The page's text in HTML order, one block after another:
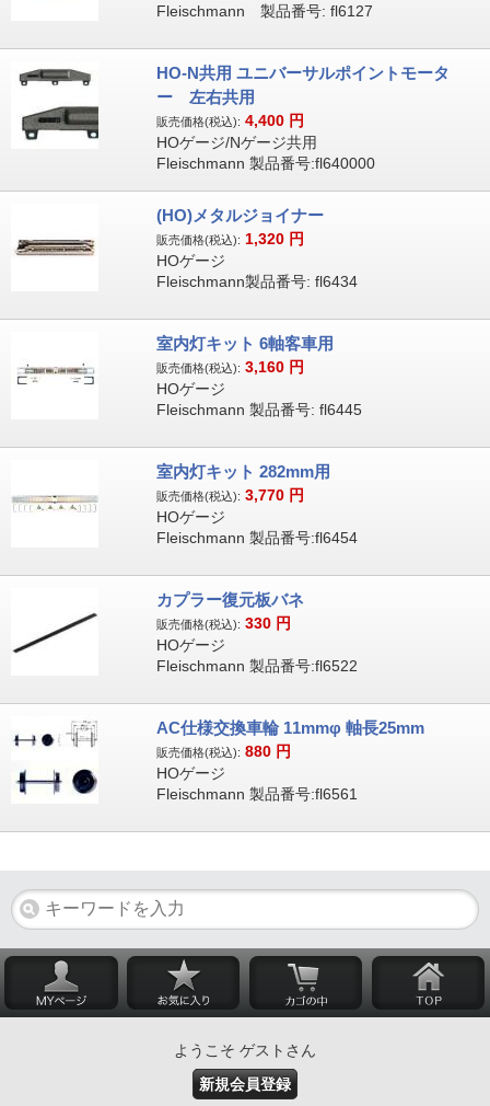
Fleischmann 製品番号: fl6127
HO-N共用 ユニバーサルポイントモータ
ー 左右共用
販売価格(税込): 4,400 円
HOゲージ/Nゲージ共用
Fleischmann 製品番号:fl640000
(HO)メタルジョイナー
販売価格(税込): 1,320 円
HOゲージ
Fleischmann製品番号: fl6434
室内灯キット 6軸客車用
販売価格(税込): 3,160 円
HOゲージ
Fleischmann 製品番号: fl6445
室内灯キット 282mm用
販売価格(税込): 3,770 円
HOゲージ
Fleischmann 製品番号:fl6454
カプラー復元板バネ
販売価格(税込): 330 円
HOゲージ
Fleischmann 製品番号:fl6522
AC仕様交換車輪 11mmφ 軸長25mm
販売価格(税込): 880 円
HOゲージ
Fleischmann 製品番号:fl6561
ようこそ ゲストさん
新規会員登録